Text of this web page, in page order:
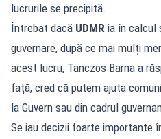
lucrurile se precipită.
Întrebat dacă UDMR ia în calcul
guvernare, după ce mai mulți
acest lucru, Tanczos Barna a
față, cred că putem ajuta
la Guvern sau din cadrul
Se iau decizii foarte importante